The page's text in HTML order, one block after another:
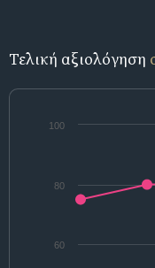
Τελική αξιολόγηση
60
80
100